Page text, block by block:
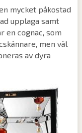
mycket påkostad
upplaga samt
en cognac, som
men väl
av dyra